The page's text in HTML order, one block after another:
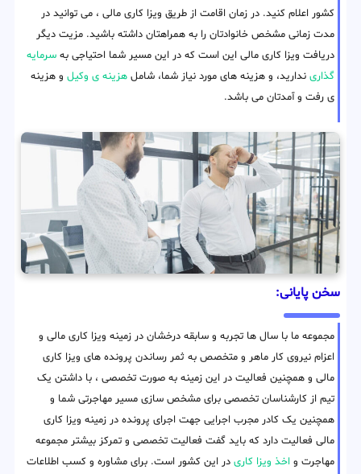
کشور اعلام کنید. در زمان اقامت از طریق ویزا کاری مالی ، می توانید در
مدت زمانی مشخص خانوادتان را به همراهتان داشته باشید. مزیت دیگر
دریافت ویزا کاری مالی این است که در این مسیر شما احتیاجی به سرمایه
گذاری ندارید، و هزینه های مورد نیاز شما، شامل هزینه ی وکیل و هزینه
ی رفت و آمدتان می باشد.
سخن پایانی:
مجموعه ما با سال ها تجربه و سابقه درخشان در زمینه ویزا کاری مالی و
اعزام نیروی کار ماهر و متخصص به ثمر رساندن پرونده های ویزا کاری
مالی و همچنین فعالیت در این زمینه به صورت تخصصی ، با داشتن یک
تیم از کارشناسان تخصصی برای مشخص سازی مسیر مهاجرتی شما و
همچنین یک کادر مجرب اجرایی جهت اجرای پرونده در زمینه ویزا کاری
مالی فعالیت دارد که باید گفت فعالیت تخصصی و تمرکز بیشتر مجموعه
مهاجرت و اخذ ویزا کاری در این کشور است. برای مشاوره و کسب اطلاعات